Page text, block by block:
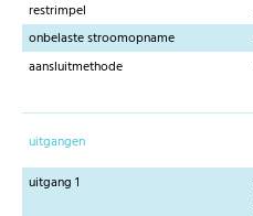
restrimpel
onbelaste stroomopname
aansluitmethode
uitgangen
uitgang 1